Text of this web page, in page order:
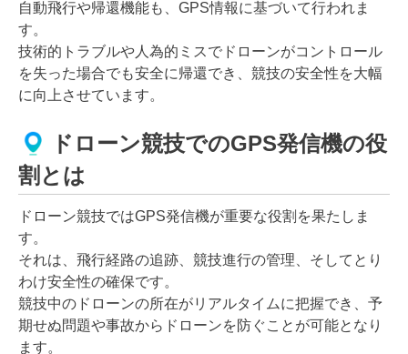
自動飛行や帰還機能も、GPS情報に基づいて行われま
す。
技術的トラブルや人為的ミスでドローンがコントロール
を失った場合でも安全に帰還でき、競技の安全性を大幅
に向上させています。
ドローン競技でのGPS発信機の役
割とは
ドローン競技ではGPS発信機が重要な役割を果たしま
す。
それは、飛行経路の追跡、競技進行の管理、そしてとり
わけ安全性の確保です。
競技中のドローンの所在がリアルタイムに把握でき、予
期せぬ問題や事故からドローンを防ぐことが可能となり
ます。